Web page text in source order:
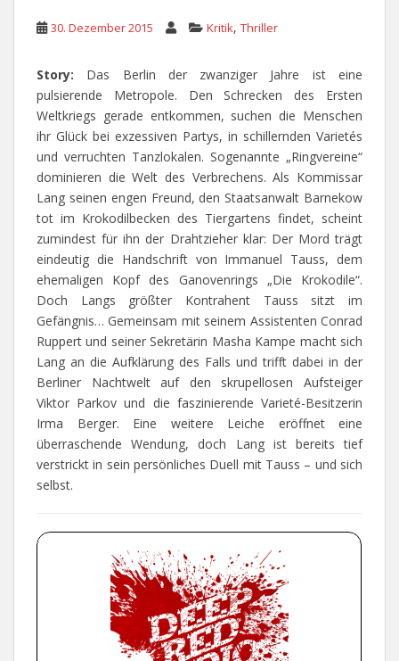
30. Dezember 2015 Kritik, Thriller
Story: Das Berlin der zwanziger Jahre ist eine
pulsierende Metropole. Den Schrecken des Ersten
Weltkriegs gerade entkommen, suchen die Menschen
ihr Glück bei exzessiven Partys, in schillernden Varietés
und verruchten Tanzlokalen. Sogenannte „Ringvereine“
dominieren die Welt des Verbrechens. Als Kommissar
Lang seinen engen Freund, den Staatsanwalt Barnekow
tot im Krokodilbecken des Tiergartens findet, scheint
zumindest für ihn der Drahtzieher klar: Der Mord trägt
eindeutig die Handschrift von Immanuel Tauss, dem
ehemaligen Kopf des Ganovenrings „Die Krokodile“.
Doch Langs größter Kontrahent Tauss sitzt im
Gefängnis… Gemeinsam mit seinem Assistenten Conrad
Ruppert und seiner Sekretärin Masha Kampe macht sich
Lang an die Aufklärung des Falls und trifft dabei in der
Berliner Nachtwelt auf den skrupellosen Aufsteiger
Viktor Parkov und die faszinierende Varieté-Besitzerin
Irma Berger. Eine weitere Leiche eröffnet eine
überraschende Wendung, doch Lang ist bereits tief
verstrickt in sein persönliches Duell mit Tauss – und sich
selbst.